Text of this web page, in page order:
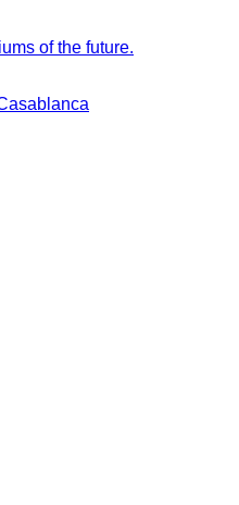
of the future.